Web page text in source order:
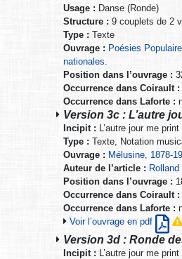
Usage : Danse (Ronde)
Structure : 9 couplets de 2
Type : Texte
Ouvrage : Poésies
nationales.
Position dans l’ouvrage :
Occurrence dans Coirault :
Occurrence dans Laforte :
Version 3c : L’autre
Incipit : L’autre jour me
Type : Texte, Notation
Ouvrage : Mélusine, 1878-
Auteur de l’article :
Position dans l’ouvrage :
Occurrence dans Coirault :
Occurrence dans Laforte :
Voir l’ouvrage en pdf
Version 3d : Ronde
Incipit : L’autre jour me